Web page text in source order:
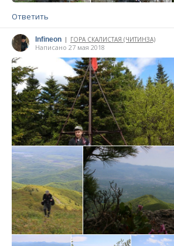
Ответить
Infineon | ГОРА СКАЛИСТАЯ (ЧИТИНЗА)
Написано 27 мая 2018